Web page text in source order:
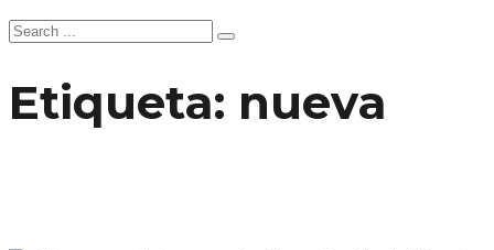
Etiqueta: nueva